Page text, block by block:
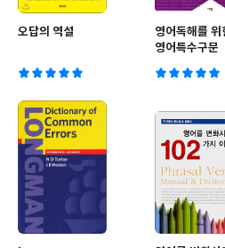
오답의 역설
영어독해를 위
영어특수구문